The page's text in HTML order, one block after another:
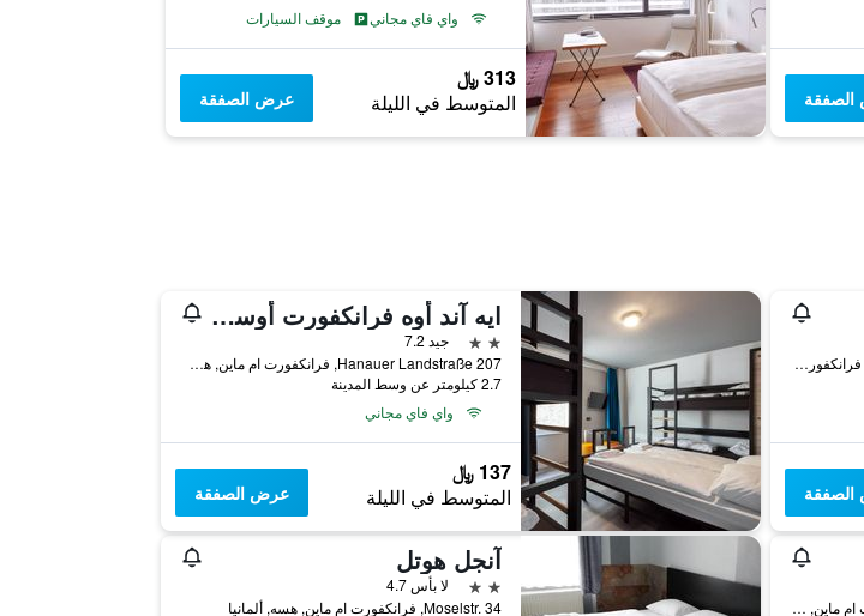
واي فاي مجاني
موقف السيارات
313 ﷼
المتوسط في الليلة عرض الصفقة
Kolner Strasse 10, Frankfurt Am Main, فرانكفورت ام ماين, هسه, ألمانيا
ايه آند أوه فرانكفورت أوستيند
2 نجمتين
جيد 7.2
Hanauer Landstraße 207, فرانكفورت ام ماين, هسه, ألمانيا
2.7 كيلومتر عن وسط المدينة
واي فاي مجاني
137 ﷼
المتوسط في الليلة عرض الصفقة
Theobald-Christ Strasse 19, فرانكفورت ام ماين, هسه, ألمانيا
آنجل هوتل
2 نجمتين
لا بأس 4.7
Moselstr. 34, فرانكفورت ام ماين, هسه, ألمانيا